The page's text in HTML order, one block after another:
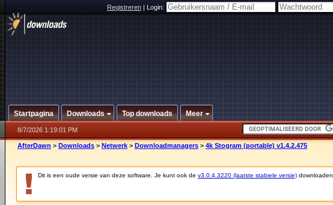
Registreren|Login:
Startpagina Downloads Top downloads Meer
8/7/2026 1:19:01 PM
AfterDawn > Downloads > Netwerk > Downloadmanagers > 4k Stogram (portable) v1.4.2.475
Dit is een oude versie van deze software. Je kunt ook de v3.0.4.3220 (laatste stabiele versie) downloaden.